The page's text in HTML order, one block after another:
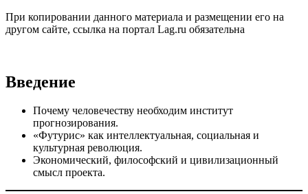
При копировании данного материала и размещении его на
другом сайте, ссылка на портал Lag.ru обязательна
Введение
Почему человечеству необходим институт
прогнозирования.
«Футурис» как интеллектуальная, социальная и
культурная революция.
Экономический, философский и цивилизационный
смысл проекта.